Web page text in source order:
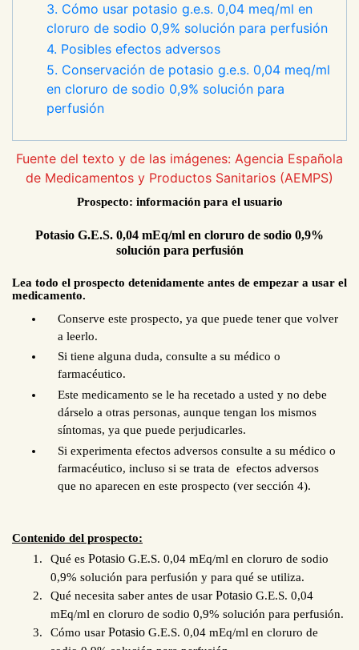
3. Cómo usar potasio g.e.s. 0,04 meq/ml en
cloruro de sodio 0,9% solución para perfusión
4. Posibles efectos adversos
5. Conservación de potasio g.e.s. 0,04 meq/ml
en cloruro de sodio 0,9% solución para
perfusión
Fuente del texto y de las imágenes: Agencia Española
de Medicamentos y Productos Sanitarios (AEMPS)
Prospecto: información para el usuario
Potasio G.E.S. 0,04 mEq/ml en cloruro de sodio 0,9%
solución para perfusión
Lea todo el prospecto detenidamente antes de empezar a usar el
medicamento.
Conserve este prospecto, ya que puede tener que volver
a leerlo.
Si tiene alguna duda, consulte a su médico o
farmacéutico.
Este medicamento se le ha recetado a usted y no debe
dárselo a otras personas, aunque tengan los mismos
síntomas, ya que puede perjudicarles.
Si experimenta efectos adversos consulte a su médico o
farmacéutico, incluso si se trata de efectos adversos
que no aparecen en este prospecto (ver sección 4).
Contenido del prospecto:
Qué es Potasio G.E.S. 0,04 mEq/ml en cloruro de sodio
0,9% solución para perfusión y para qué se utiliza.
Qué necesita saber antes de usar Potasio G.E.S. 0,04
mEq/ml en cloruro de sodio 0,9% solución para perfusión.
Cómo usar Potasio G.E.S. 0,04 mEq/ml en cloruro de